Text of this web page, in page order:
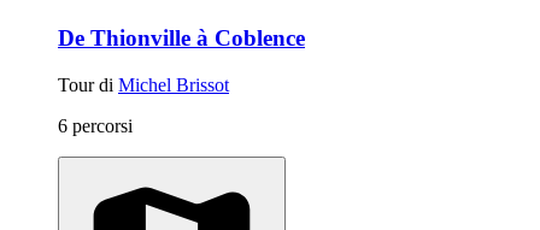
De Thionville à Coblence
Tour di Michel Brissot
6 percorsi